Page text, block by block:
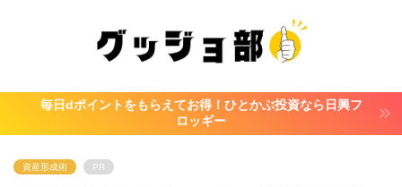
毎日dポイントをもらえてお得！ひとかぶ投資なら日興フ
ロッギー
資産形成術 PR